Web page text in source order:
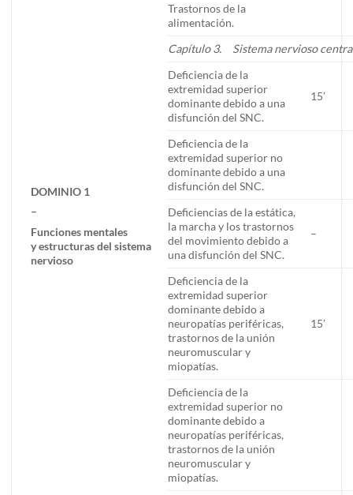
DOMINIO 1
–
Funciones mentales
y estructuras del sistema
nervioso
Trastornos de la
alimentación.
Capítulo 3. Sistema nervioso
Deficiencia de la
extremidad superior
dominante debido a una
disfunción del SNC.
15’
Deficiencia de la
extremidad superior no
dominante debido a una
disfunción del SNC.
Deficiencias de la estática,
la marcha y los trastornos
del movimiento debido a
una disfunción del SNC.
–
Deficiencia de la
extremidad superior
dominante debido a
neuropatías periféricas,
trastornos de la unión
neuromuscular y
miopatías.
15’
Deficiencia de la
extremidad superior no
dominante debido a
neuropatías periféricas,
trastornos de la unión
neuromuscular y
miopatías.